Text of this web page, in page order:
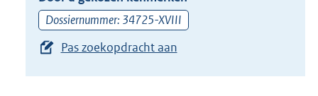
pijl
beneden
toets
Dossiernummer: 34725-XVIII
Pas zoekopdracht aan